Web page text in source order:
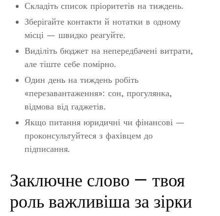
Складіть список пріоритетів на тиждень.
Зберігайте контакти й нотатки в одному
місці — швидко реагуйте.
Виділіть бюджет на непередбачені витрати,
але тіште себе помірно.
Один день на тиждень робіть
«перезавантаження»: сон, прогулянка,
відмова від гаджетів.
Якщо питання юридичні чи фінансові —
проконсультуйтеся з фахівцем до
підписання.
Заключне слово — твоя
роль важливіша за зірки